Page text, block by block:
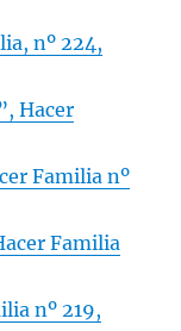
nº 224,
Hacer
Familia nº
Familia
nº 219,